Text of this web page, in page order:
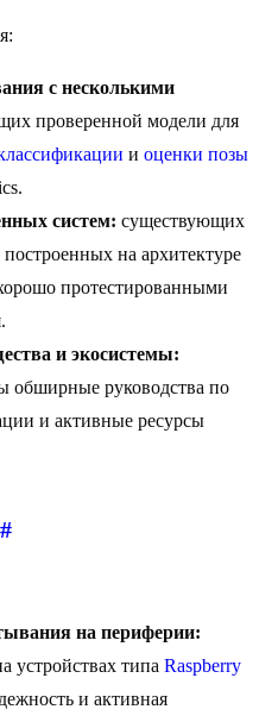
с несколькими
проверенной модели для
и оценки позы
систем: существующих
на архитектуре
протестированными
и экосистемы:
руководства по
и активные ресурсы
#
на периферии:
устройствах типа Raspberry
и активная